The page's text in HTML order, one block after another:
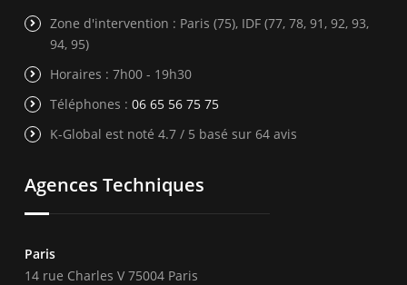
Zone d'intervention : Paris (75), IDF (77, 78, 91, 92, 93,
94, 95)
Horaires : 7h00 - 19h30
Téléphones : 06 65 56 75 75
K-Global est noté 4.7 / 5 basé sur 64 avis
Agences Techniques
Paris
14 rue Charles V 75004 Paris